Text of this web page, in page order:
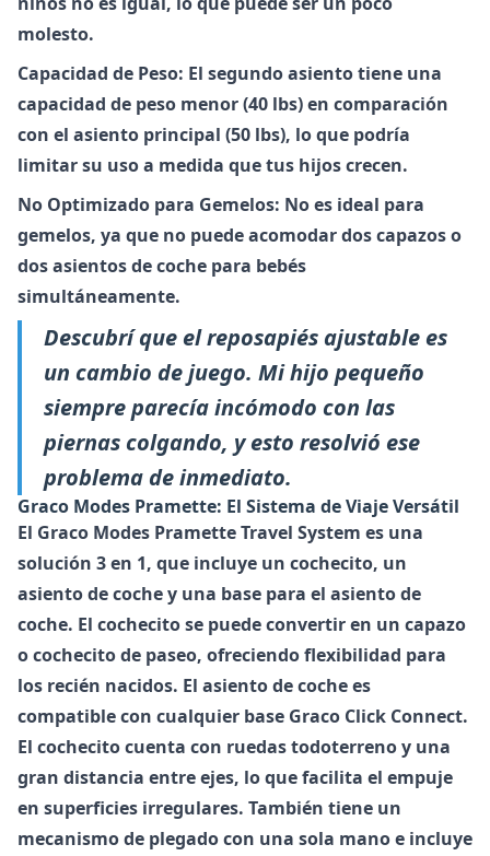
molesto.
Capacidad de Peso: El segundo asiento tiene una
capacidad de peso menor (40 lbs) en comparación
con el asiento principal (50 lbs), lo que podría
limitar su uso a medida que tus hijos crecen.
No Optimizado para Gemelos: No es ideal para
gemelos, ya que no puede acomodar dos capazos o
dos asientos de coche para bebés
simultáneamente.
Descubrí que el reposapiés ajustable es
un cambio de juego. Mi hijo pequeño
siempre parecía incómodo con las
piernas colgando, y esto resolvió ese
problema de inmediato.
Graco Modes Pramette: El Sistema de Viaje Versátil
El Graco Modes Pramette Travel System es una
solución 3 en 1, que incluye un cochecito, un
asiento de coche y una base para el asiento de
coche. El cochecito se puede convertir en un capazo
o cochecito de paseo, ofreciendo flexibilidad para
los recién nacidos. El asiento de coche es
compatible con cualquier base Graco Click Connect.
El cochecito cuenta con ruedas todoterreno y una
gran distancia entre ejes, lo que facilita el empuje
en superficies irregulares. También tiene un
mecanismo de plegado con una sola mano e incluye